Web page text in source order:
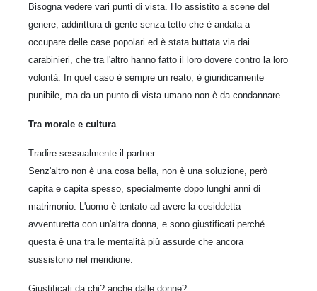
Bisogna vedere vari punti di vista. Ho assistito a scene del
genere, addirittura di gente senza tetto che è andata a
occupare delle case popolari ed è stata buttata via dai
carabinieri, che tra l'altro hanno fatto il loro dovere contro la loro
volontà. In quel caso è sempre un reato, è giuridicamente
punibile, ma da un punto di vista umano non è da condannare.
Tra morale e cultura
Tradire sessualmente il partner.
Senz'altro non è una cosa bella, non è una soluzione, però
capita e capita spesso, specialmente dopo lunghi anni di
matrimonio. L'uomo è tentato ad avere la cosiddetta
avventuretta con un'altra donna, e sono giustificati perché
questa è una tra le mentalità più assurde che ancora
sussistono nel meridione.
Giustificati da chi? anche dalle donne?